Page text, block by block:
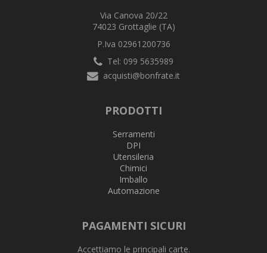
Via Canova 20/22
74023 Grottaglie (TA)
P.Iva 02961200736
Tel: 099 5635989
acquisti@bonfrate.it
PRODOTTI
Serramenti
DPI
Utensileria
Chimici
Imballo
Automazione
PAGAMENTI SICURI
Accettiamo le principali carte.